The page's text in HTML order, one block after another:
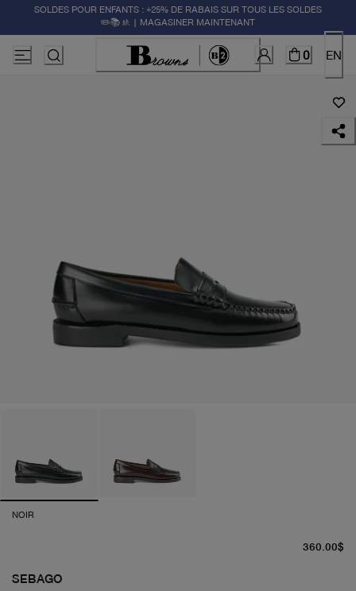
SOLDES POUR ENFANTS : +25% DE RABAIS SUR TOUS LES SOLDES
✏️📚🚸 | MAGASINER MAINTENANT
0 EN
NOIR
SEBAGO
360.00$